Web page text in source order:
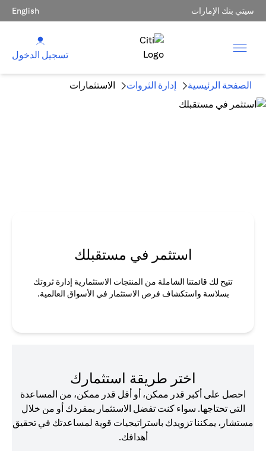
سيتي بنك الإمارات English
تسجيل الدخول
الصفحة الرئيسية إدارة الثروات الاستثمارات
استثمر في مستقبلك
تتيح لك قائمتنا الشاملة من المنتجات الاستثمارية إدارة ثروتك
بسلاسة واستكشاف فرص الاستثمار في الأسواق العالمية.
اختر طريقة استثمارك
احصل على أكبر قدر ممكن، أو أقل قدر ممكن، من المساعدة
التي تحتاجها. سواء كنت تفضل الاستثمار بمفردك أو من خلال
مستشار، يمكننا تزويدك باستراتيجيات قوية لمساعدتك في تحقيق
أهدافك.